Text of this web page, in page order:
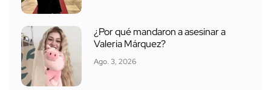
¿Por qué mandaron a asesinar a
Valeria Márquez?
Ago. 3, 2026